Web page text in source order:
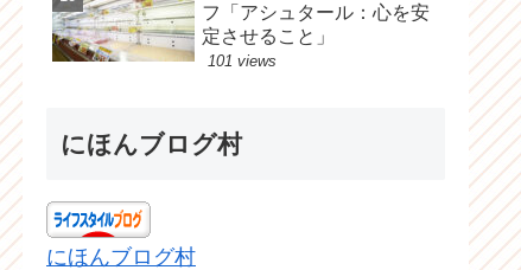
フ「アシュタール：心を安
定させること」
101 views
にほんブログ村
にほんブログ村